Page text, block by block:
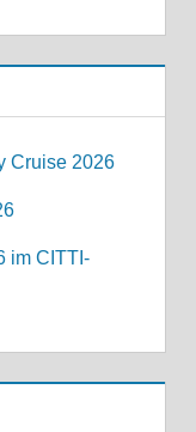
Cruise 2026
im CITTI-